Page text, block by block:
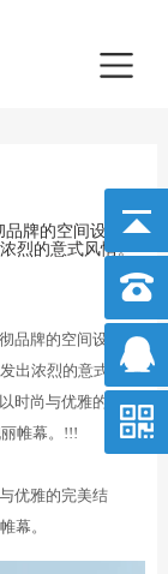
品牌的空间设计理
烈的意式风情。
品牌的空间设
出浓烈的意式
时尚与优雅的
帷幕。!!!
优雅的完美结
幕。